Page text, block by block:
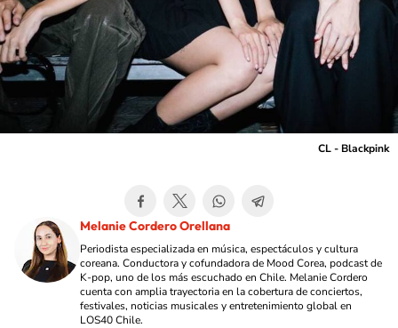
CL - Blackpink
Melanie Cordero Orellana
Periodista especializada en música, espectáculos y cultura
coreana. Conductora y cofundadora de Mood Corea, podcast de
K-pop, uno de los más escuchado en Chile. Melanie Cordero
cuenta con amplia trayectoria en la cobertura de conciertos,
festivales, noticias musicales y entretenimiento global en
LOS40 Chile.